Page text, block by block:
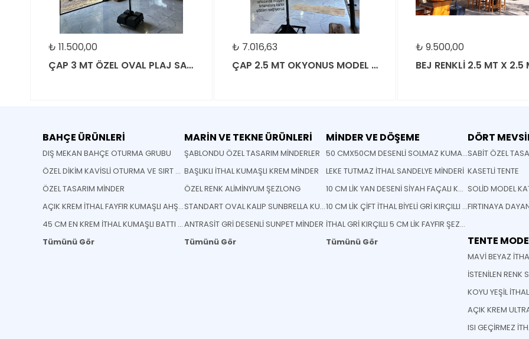
11.500,00
ÇAP 3 MT ÖZEL OVAL PLAJ SAHİL CAFE BEACH BAHÇE ŞEMSİYESİ
7.016,63
ÇAP 2.5 MT OKYONUS MODEL ŞEMSİYE
9.500,00
BEJ RENKLİ 2.5 MT X 2.5 MT İTHAL JÜT KUMAŞLI ŞEMSİYE
BAHÇE ÜRÜNLERİ
DIŞ MEKAN BAHÇE OTURMA GRUBU
ÖZEL DİKİM KAVİSLİ OTURMA VE SIRT MİNDERİ
ÖZEL TASARIM MİNDER
AÇIK KREM İTHAL FAYFIR KUMAŞLI AHŞAP KATLANABİLİR SANDELYE
45 CM EN KREM İTHAL KUMAŞLI BATTI ÇIKTI KUMAŞ
Tümünü Gör
MARİN VE TEKNE ÜRÜNLERİ
ŞABLONDU ÖZEL TASARIM MİNDERLER
BAŞLIKLI İTHAL KUMAŞLI KREM MİNDER
ÖZEL RENK ALİMİNYUM ŞEZLONG
STANDART OVAL KALIP SUNBRELLA KUMAŞ SANDELYE MİNDERİ
ANTRASİT GRİ DESENLİ SUNPET MİNDER
Tümünü Gör
MİNDER VE DÖŞEME
50 CMX50CM DESENLİ SOLMAZ KUMAŞ YASTIK MİNDER
LEKE TUTMAZ İTHAL SANDELYE MİNDERİ
10 CM LİK YAN DESENİ SİYAH FAÇALI KOYU GRİ RENK ŞEZLONG MİNDERİ
10 CM LİK ÇİFT İTHAL BİYELİ GRİ KIRÇILLI FAYFIR ŞEZLONG MİNDERİ
İTHAL GRİ KIRÇILLI 5 CM LİK FAYFIR ŞEZLONG MİNDERİ
Tümünü Gör
DÖRT
SABİT ÖZEL
KASETLİ TENTE
TENTE
ISI GEÇİRMEZ